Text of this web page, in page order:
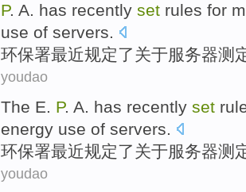
P. A. has recently set rules for
use of servers.
环保署最近规定了关于服务器测
youdao
The E. P. A. has recently set
energy use of servers.
环保署最近规定了关于服务器测
youdao